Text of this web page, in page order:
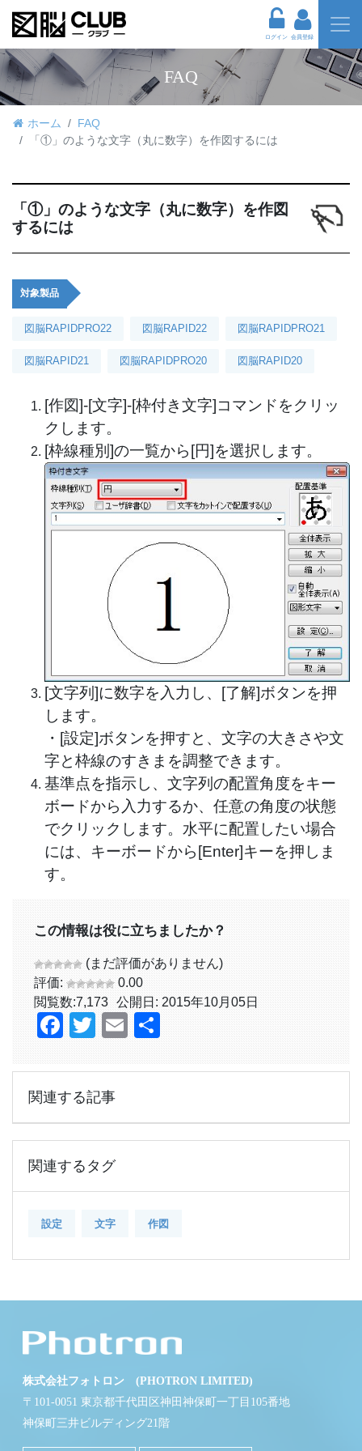
ログイン 会員登録
FAQ
ホーム
FAQ
「①」のような文字（丸に数字）を作図するには
「①」のような文字（丸に数字）を作図
するには
対象製品
図脳RAPIDPRO22 図脳RAPID22 図脳RAPIDPRO21
図脳RAPID21 図脳RAPIDPRO20 図脳RAPID20
[作図]-[文字]-[枠付き文字]コマンドをクリッ
クします。
[枠線種別]の一覧から[円]を選択します。
[文字列]に数字を入力し、[了解]ボタンを押
します。
・[設定]ボタンを押すと、文字の大きさや文
字と枠線のすきまを調整できます。
基準点を指示し、文字列の配置角度をキー
ボードから入力するか、任意の角度の状態
でクリックします。水平に配置したい場合
には、キーボードから[Enter]キーを押しま
す。
この情報は役に立ちましたか？
(まだ評価がありません)
評価:
0.00
閲覧数:7,173 公開日: 2015年10月05日
Facebook
TwitterEmail
関連する記事
関連するタグ
設定 文字 作図
株式会社フォトロン (PHOTRON LIMITED)
〒101-0051 東京都千代田区神田神保町一丁目105番地
神保町三井ビルディング21階